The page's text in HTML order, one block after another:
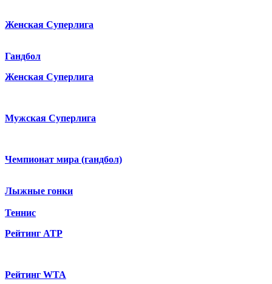
Женская Суперлига
Гандбол
Женская Суперлига
Мужская Суперлига
Чемпионат мира (гандбол)
Лыжные гонки
Теннис
Рейтинг ATP
Рейтинг WTA